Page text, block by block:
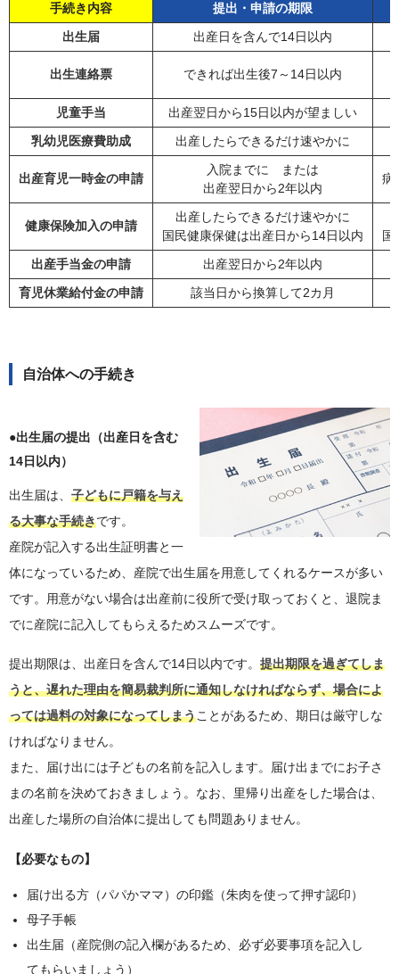
手続き内容
提出・申請の期限
出生届
出産日を含んで14日以内
出生連絡票 できれば出生後7～14日以内
児童手当 出産翌日から15日以内が望ましい
乳幼児医療費助成
出産したらできるだけ速やかに
出産育児一時金の申請
入院までに または
出産翌日から2年以内
病
健康保険加入の申請
出産したらできるだけ速やかに
国民健康保健は出産日から14日以内
国
出産手当金の申請
出産翌日から2年以内
育児休業給付金の申請
該当日から換算して2カ月
自治体への手続き
●出生届の提出（出産日を含む
14日以内）
出生届は、 子どもに戸籍を与え
る大事な手続きです。
産院が記入する出生証明書と一
体になっているため、産院で出生届を用意してくれるケースが多い
です。用意がない場合は出産前に役所で受け取っておくと、退院ま
でに産院に記入してもらえるためスムーズです。
提出期限は、出産日を含んで14日以内です。 提出期限を過ぎてしま
うと、遅れた理由を簡易裁判所に通知しなければならず、場合によ
っては過料の対象になってしまうことがあるため、期日は厳守しな
ければなりません。
また、届け出には子どもの名前を記入します。届け出までにお子さ
まの名前を決めておきましょう。なお、里帰り出産をした場合は、
出産した場所の自治体に提出しても問題ありません。
【必要なもの】
届け出る方（パパかママ）の印鑑（朱肉を使って押す認印）
母子手帳
出生届（産院側の記入欄があるため、必ず必要事項を記入し
てもらいましょう）